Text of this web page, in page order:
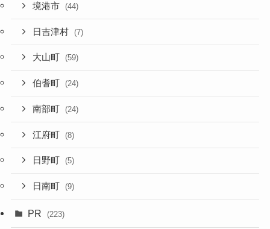
境港市 (44)
日吉津村 (7)
大山町 (59)
伯耆町 (24)
南部町 (24)
江府町 (8)
日野町 (5)
日南町 (9)
PR (223)